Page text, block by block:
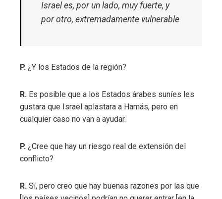
Israel es, por un lado, muy fuerte, y
por otro, extremadamente vulnerable
P. ¿Y los Estados de la región?
R. Es posible que a los Estados árabes suníes les
gustara que Israel aplastara a Hamás, pero en
cualquier caso no van a ayudar.
P. ¿Cree que hay un riesgo real de extensión del
conflicto?
R. Sí, pero creo que hay buenas razones por las que